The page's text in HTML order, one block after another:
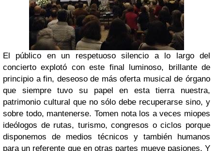
El público en un respetuoso silencio a lo largo del
concierto explotó con este final luminoso, brillante de
principio a fin, deseoso de más oferta musical de órgano
que siempre tuvo su papel en esta tierra nuestra,
patrimonio cultural que no sólo debe recuperarse sino, y
sobre todo, mantenerse. Tomen nota los a veces miopes
ideólogos de rutas, turismo, congresos o ciclos porque
disponemos de medios técnicos y también humanos
para un referente que en otras partes mueve pasiones. Y